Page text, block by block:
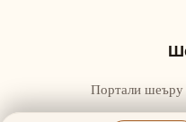
Портали шеъру